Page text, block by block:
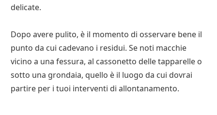
delicate.
Dopo avere pulito, è il momento di osservare bene il
punto da cui cadevano i residui. Se noti macchie
vicino a una fessura, al cassonetto delle tapparelle o
sotto una grondaia, quello è il luogo da cui dovrai
partire per i tuoi interventi di allontanamento.